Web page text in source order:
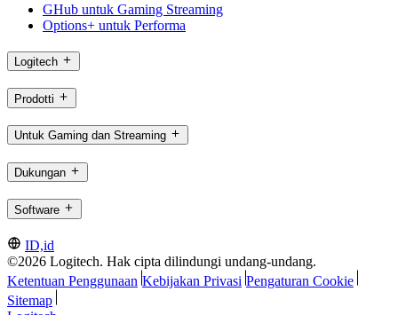
GHub untuk Gaming Streaming
Options+ untuk Performa
Logitech
Prodotti
Untuk Gaming dan Streaming
Dukungan
Software
ID,id
©2026 Logitech. Hak cipta dilindungi undang-undang.
Ketentuan Penggunaan Kebijakan Privasi Pengaturan Cookie
Sitemap